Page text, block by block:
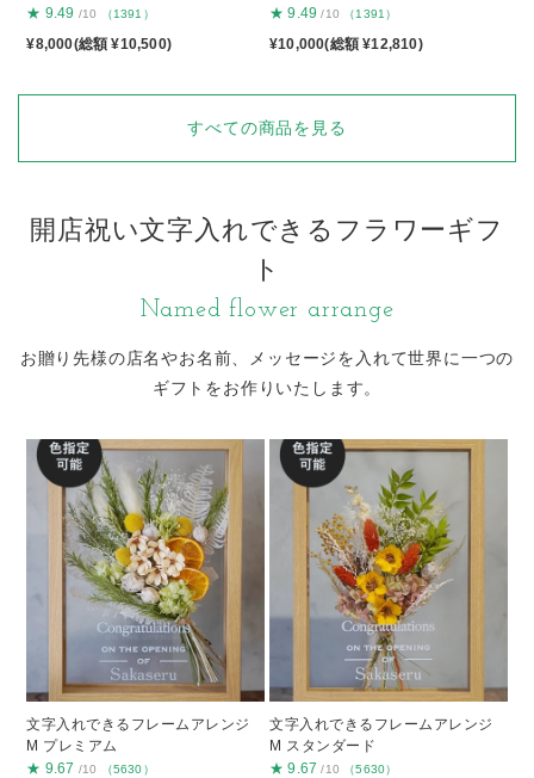
★ 9.49 /10 （1391）
¥8,000(総額 ¥10,500)
★ 9.49 /10 （1391）
¥10,000(総額 ¥12,810)
すべての商品を見る
開店祝い文字入れできるフラワーギフ
ト
Named flower arrange
お贈り先様の店名やお名前、メッセージを入れて世界に一つの
ギフトをお作りいたします。
文字入れできるフレームアレンジ
M プレミアム
★ 9.67 /10 （5630）
文字入れできるフレームアレンジ
M スタンダード
★ 9.67 /10 （5630）